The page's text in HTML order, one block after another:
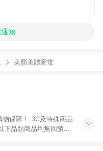
知
美顏美體家電
保障！ 3C及特殊商品